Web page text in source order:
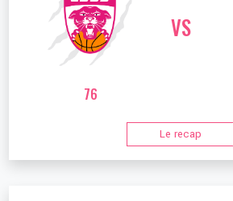
76
VS
Le recap